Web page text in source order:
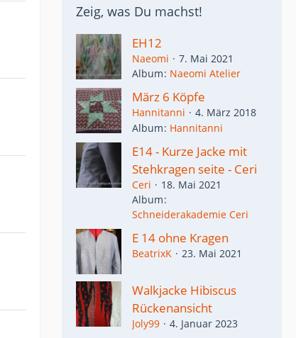
Zeig, was Du machst!
EH12
Naeomi
7. Mai 2021
Album Naeomi Atelier
März 6 Köpfe
Hannitanni
4. März 2018
Album Hannitanni
E14 - Kurze Jacke mit
Stehkragen seite - Ceri
Ceri
18. Mai 2021
Album
Schneiderakademie Ceri
E 14 ohne Kragen
BeatrixK 23. Mai 2021
Walkjacke Hibiscus
Rückenansicht
Joly99 4. Januar 2023